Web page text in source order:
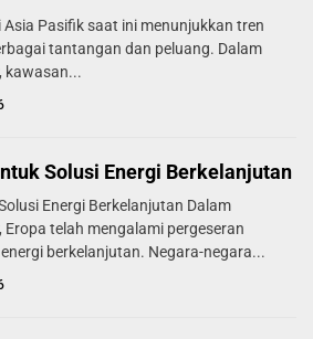
Pasifik saat ini menunjukkan tren
tantangan dan peluang. Dalam
kawasan...
Solusi Energi Berkelanjutan
Energi Berkelanjutan Dalam
telah mengalami pergeseran
berkelanjutan. Negara-negara...